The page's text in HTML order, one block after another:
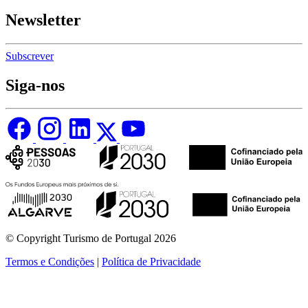
Newsletter
Subscrever
Siga-nos
© Copyright Turismo de Portugal 2026
Termos e Condições | Política de Privacidade